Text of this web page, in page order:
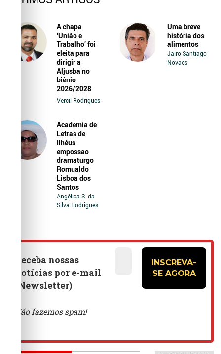
A chapa
‘União e
Trabalho’ foi
eleita para
dirigir a
Aljusba no
biênio
2026/2028
Vercil Rodrigues
Uma breve
história dos
alimentos
Jairo Santiago
Novaes
Academia de
Letras de
Ilhéus
empossao
dramaturgo
Romualdo
Lisboa dos
Santos
Angélica S. da
Silva Rodrigues